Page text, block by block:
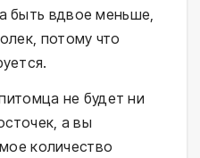
быть вдвое меньше,
потому что
не будет ни
а вы
количество